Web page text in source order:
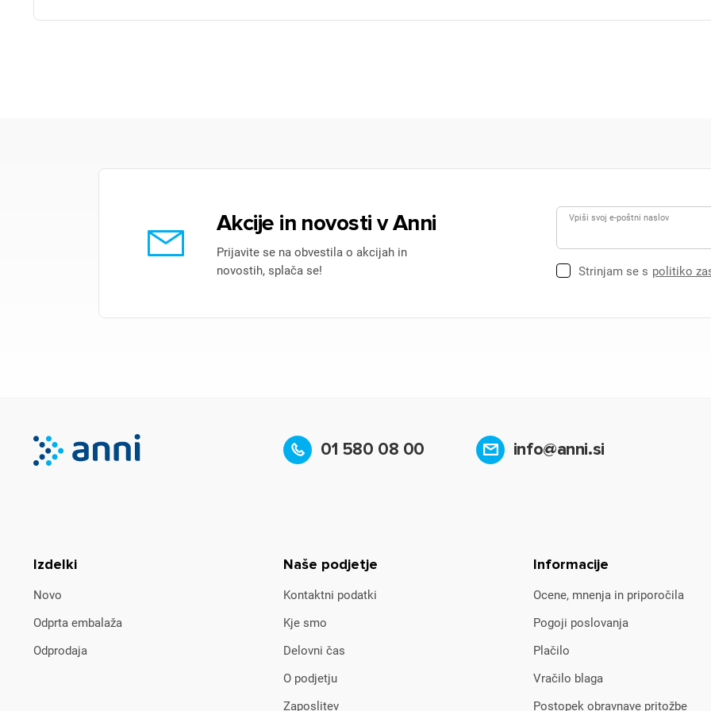
Akcije in novosti v Anni
Prijavite se na obvestila o akcijah in
novostih, splača se!
Vpiši svoj e-poštni naslov
Strinjam se s politiko
01 580 08 00 info@anni.si
Izdelki
Novo
Odprta embalaža
Odprodaja
Naše podjetje
Kontaktni podatki
Kje smo
Delovni čas
O podjetju
Zaposlitev
Informacije
Ocene, mnenja in priporočila
Pogoji poslovanja
Plačilo
Vračilo blaga
Postopek obravnave pritožbe